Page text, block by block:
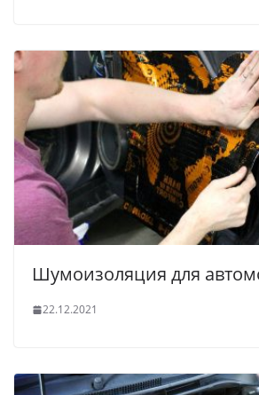
Шумоизоляция для
22.12.2021